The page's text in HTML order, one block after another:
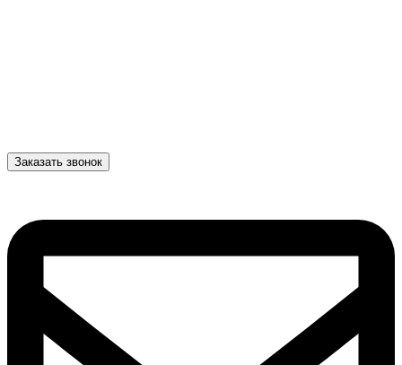
Заказать звонок